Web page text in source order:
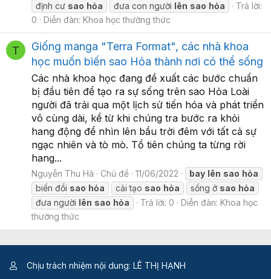
định cư sao hỏa đưa con người lên sao hỏa
Trả lời:
0
Diễn đàn: Khoa học thường thức
T
Giống manga "Terra Format", các nhà khoa
học muốn biến sao Hỏa thành nơi có thể sống
Các nhà khoa học đang đề xuất các bước chuẩn
bị đầu tiên để tạo ra sự sống trên sao Hỏa Loài
người đã trải qua một lịch sử tiến hóa và phát triển
vô cùng dài, kể từ khi chúng tra bước ra khỏi
hang động để nhìn lên bầu trời đêm với tất cả sự
ngạc nhiên và tò mò. Tổ tiên chúng ta từng rời
hang...
Nguyễn Thu Hà Chủ đề 11/06/2022 bay lên sao hỏa
biến đổi sao hỏa cải tạo sao hỏa sống ở sao hỏa
đưa người lên sao hỏa Trả lời: 0 Diễn đàn: Khoa học
thường thức
Chịu trách nhiệm nội dung: LÊ THỊ HẠNH